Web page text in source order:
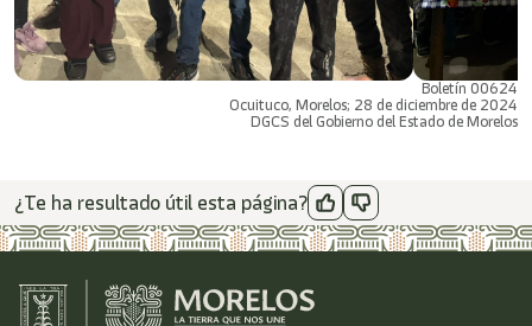
Boletín 00624
Ocuituco, Morelos; 28 de diciembre de 2024
DGCS del Gobierno del Estado de Morelos
¿Te ha resultado útil esta página?